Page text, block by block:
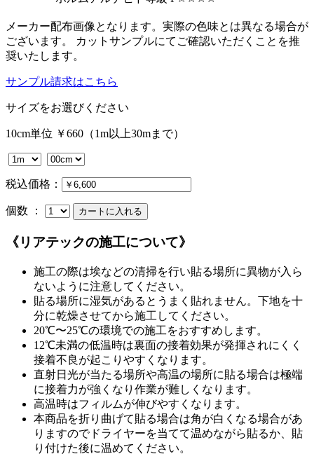
メーカー配布画像となります。実際の色味とは異なる場合が
ございます。 カットサンプルにてご確認いただくことを推
奨いたします。
サンプル請求はこちら
サイズをお選びください
10cm単位 ￥660（1m以上30mまで）
税込価格：
個数 ：
《リアテックの施工について》
施工の際は埃などの清掃を行い貼る場所に異物が入ら
ないように注意してください。
貼る場所に湿気があるとうまく貼れません。下地を十
分に乾燥させてから施工してください。
20℃〜25℃の環境での施工をおすすめします。
12℃未満の低温時は裏面の接着効果が発揮されにくく
接着不良が起こりやすくなります。
直射日光が当たる場所や高温の場所に貼る場合は極端
に接着力が強くなり作業が難しくなります。
高温時はフィルムが伸びやすくなります。
本商品を折り曲げて貼る場合は角が白くなる場合があ
りますのでドライヤーを当てて温めながら貼るか、貼
り付けた後に温めてください。